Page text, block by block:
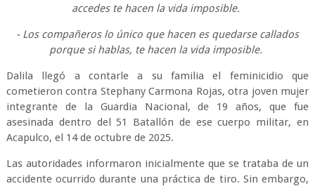
accedes te hacen la vida imposible.
- Los compañeros lo único que hacen es quedarse callados
porque si hablas, te hacen la vida imposible.
Dalila llegó a contarle a su familia el feminicidio que
cometieron contra Stephany Carmona Rojas, otra joven mujer
integrante de la Guardia Nacional, de 19 años, que fue
asesinada dentro del 51 Batallón de ese cuerpo militar, en
Acapulco, el 14 de octubre de 2025.
Las autoridades informaron inicialmente que se trataba de un
accidente ocurrido durante una práctica de tiro. Sin embargo,